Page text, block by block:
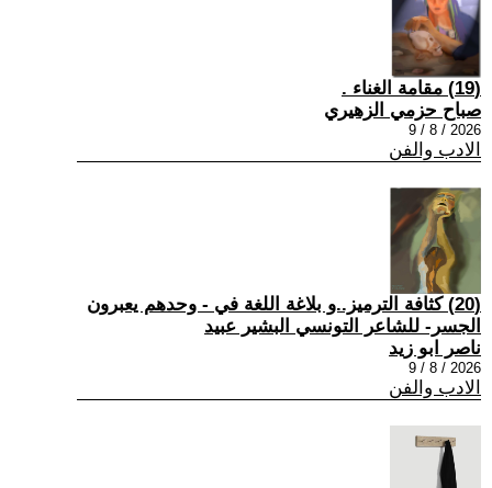
(19) مقامة الغناء .
صباح حزمي الزهيري
2026 / 8 / 9
الادب والفن
(20) كثافة الترميز..و بلاغة اللغة في - وحدهم يعبرون
الجسر- للشاعر التونسي البشير عبيد
ناصر ابو زيد
2026 / 8 / 9
الادب والفن